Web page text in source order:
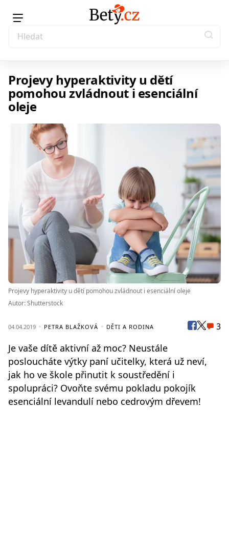
Projevy hyperaktivity u dětí
pomohou zvládnout i esenciální
oleje
Projevy hyperaktivity u dětí pomohou zvládnout i esenciální oleje
Autor: Shutterstock
04.04.2019 PETRA BLAŽKOVÁ DĚTI A RODINA 3
Je vaše dítě aktivní až moc? Neustále
posloucháte výtky paní učitelky, která už neví,
jak ho ve škole přinutit k soustředění i
spolupráci? Ovoňte svému pokladu pokojík
esenciální levandulí nebo cedrovým dřevem!